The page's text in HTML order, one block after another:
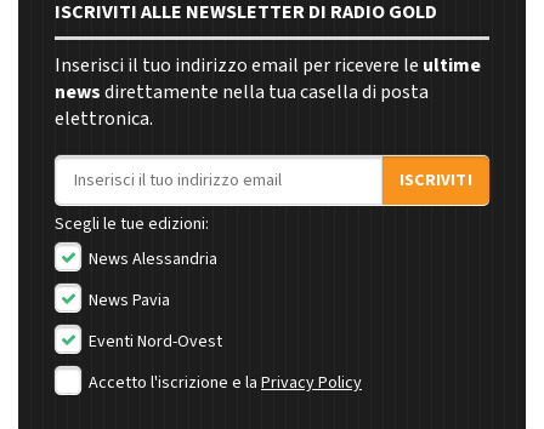
ISCRIVITI ALLE NEWSLETTER DI RADIO GOLD
Inserisci il tuo indirizzo email per ricevere le ultime
newsdirettamente nella tua casella di posta
elettronica.
Indirizzo email
ISCRIVITI
Scegli le tue edizioni:
News Alessandria
News Pavia
Eventi Nord-Ovest
Accetto l'iscrizione e la Privacy Policy